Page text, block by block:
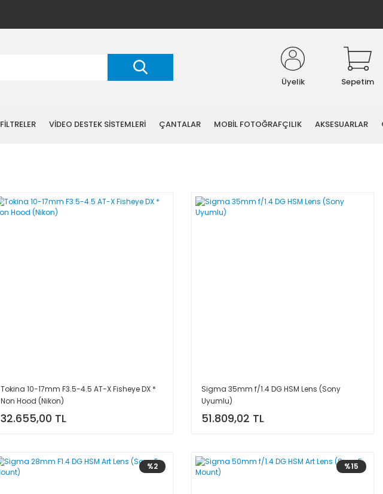
Üyelik Sepetim
FİLTRELER VİDEO DESTEK SİSTEMLERİ ÇANTALAR MOBİL FOTOĞRAFÇILIK AKSESUARLAR
Tokina 10-17mm F3.5-4.5 AT-X Fisheye DX *
Non Hood (Nikon)
32.655,00 TL
Sigma 35mm f/1.4 DG HSM Lens (Sony
Uyumlu)
51.809,02 TL
%2 %15